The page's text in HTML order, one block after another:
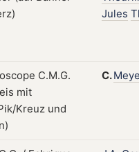
Jules
C.